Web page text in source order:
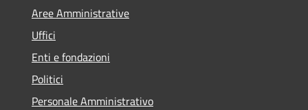
Aree Amministrative
Uffici
Enti e fondazioni
Politici
Personale Amministrativo